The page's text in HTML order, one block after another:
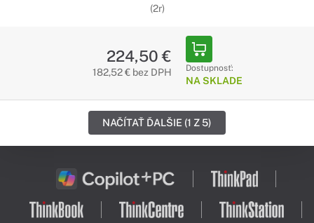
(2r)
224,50 €
182,52 € bez DPH Dostupnosť:
NA SKLADE
NAČÍTAŤ ĎALŠIE (1 Z 5)